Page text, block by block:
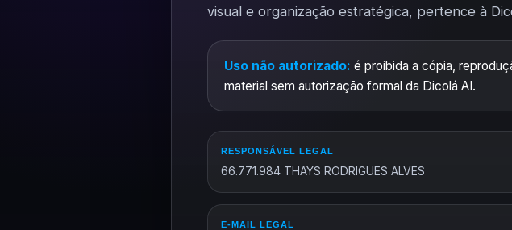
visual e organização estratégica, pertence à
Uso não autorizado: é proibida a cópia,
material sem autorização formal da Dicolá AI.
RESPONSÁVEL LEGAL
66.771.984 THAYS RODRIGUES ALVES
E-MAIL LEGAL